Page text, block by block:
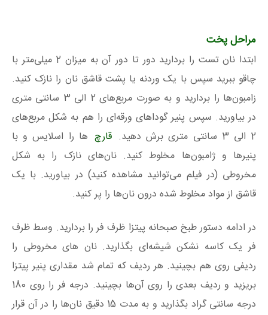
مراحل پخت
ابتدا نان تست را بردارید دور تا دور آن به میزان 2 میلی‌متر با
چاقو ببرید سپس با یک وردنه یا پشت قاشق نان را نازک کنید.
زامبون‌ها را بردارید و به صورت مربع‌های 2 الی 3 سانتی متری
در بیاورید. سپس پنیر گوداهای ورقه‌ای را هم به شکل مربع‌های
2 الی 3 سانتی متری برش دهید.
قارچ ها را اسلایس و با
پنیر‌ها و ژامبون‌ها مخلوط کنید. نان‌های نازک را به شکل
مخروطی (در فیلم می‌توانید مشاهده کنید) در بیاورید. با یک
قاشق از مواد مخلوط شده درون نان‌ها را پر کنید.
در ادامه دستور طبخ صبحانه پیتزا ظرف فر را بردارید. وسط ظرف
فر یک کاسه نشکن شیشه‌ای بگذارید. نان های مخروطی را
ردیفی روی هم بچینید. هر ردیف که تمام شد مقداری پنیر پیتزا
بریزید و ردیف بعدی را روی آن‌ها بچینید. درجه فر را روی 180
درجه سانتی گراد بگذارید و به مدت 15 دقیق نان‌‍‌ها را در آن قرار